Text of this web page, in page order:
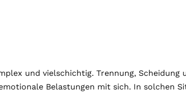
und vielschichtig. Trennung, Scheidung
Belastungen mit sich. In solchen